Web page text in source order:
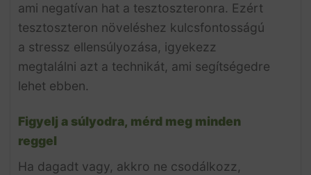
ami negatívan hat a tesztoszteronra. Ezért
tesztoszteron növeléshez kulcsfontosságú
a stressz ellensúlyozása, igyekezz
megtalálni azt a technikát, ami segítségedre
lehet ebben.
Figyelj a súlyodra, mérd meg minden
reggel
Ha dagadt vagy, akkro ne csodálkozz,